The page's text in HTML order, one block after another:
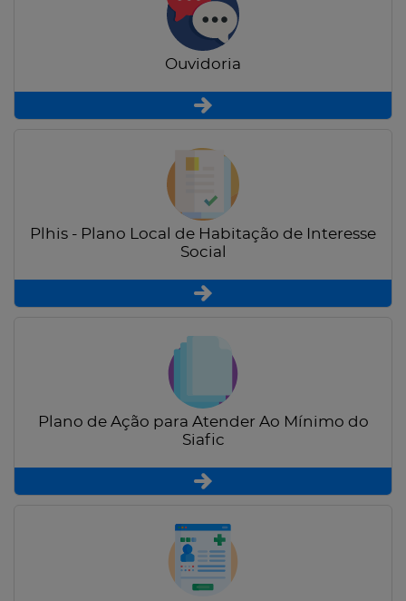
Ouvidoria
Plhis - Plano Local de Habitação de Interesse
Social
Plano de Ação para Atender Ao Mínimo do
Siafic